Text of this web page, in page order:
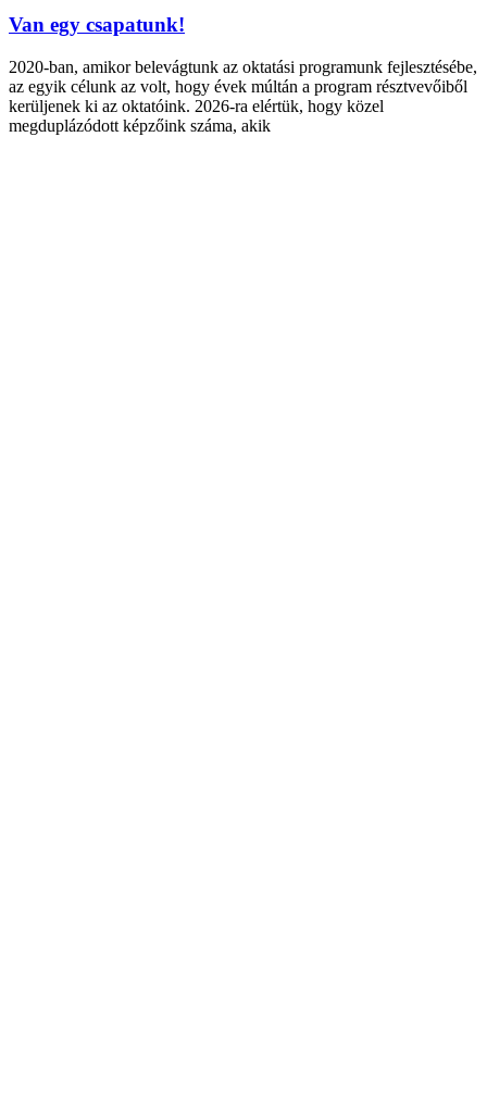
Van egy csapatunk!
2020-ban, amikor belevágtunk az oktatási programunk fejlesztésébe,
az egyik célunk az volt, hogy évek múltán a program résztvevőiből
kerüljenek ki az oktatóink. 2026-ra elértük, hogy közel
megduplázódott képzőink száma, akik